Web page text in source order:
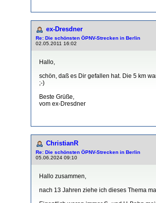
ex-Dresdner
Re: Die schönsten ÖPNV-Strecken in Berlin
02.05.2011 16:02
Hallo,
schön, daß es Dir gefallen hat. Die 5 km
;-)
Beste Grüße,
vom ex-Dresdner
ChristianR
Re: Die schönsten ÖPNV-Strecken in Berlin
05.06.2024 09:10
Hallo zusammen,
nach 13 Jahren ziehe ich dieses Thema